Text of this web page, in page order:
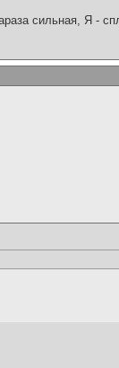
сильная, Я -